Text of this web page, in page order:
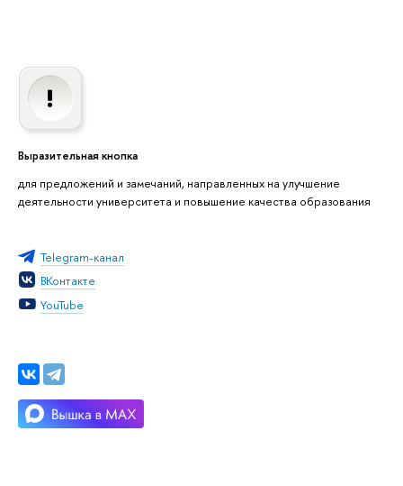
Выразительная кнопка
для предложений и замечаний, направленных на улучшение
деятельности университета и повышение качества образования
Telegram-канал
ВКонтакте
YouTube